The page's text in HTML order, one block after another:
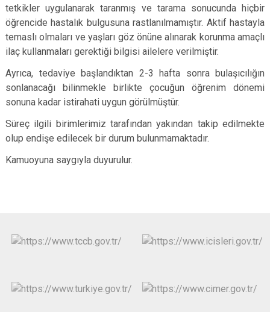
tetkikler uygulanarak taranmış ve tarama sonucunda hiçbir
öğrencide hastalık bulgusuna rastlanılmamıştır. Aktif hastayla
temaslı olmaları ve yaşları göz önüne alınarak korunma amaçlı
ilaç kullanmaları gerektiği bilgisi ailelere verilmiştir.
Ayrıca, tedaviye başlandıktan 2-3 hafta sonra bulaşıcılığın
sonlanacağı bilinmekle birlikte çocuğun öğrenim dönemi
sonuna kadar istirahati uygun görülmüştür.
Süreç ilgili birimlerimiz tarafından yakından takip edilmekte
olup endişe edilecek bir durum bulunmamaktadır.
Kamuoyuna saygıyla duyurulur.